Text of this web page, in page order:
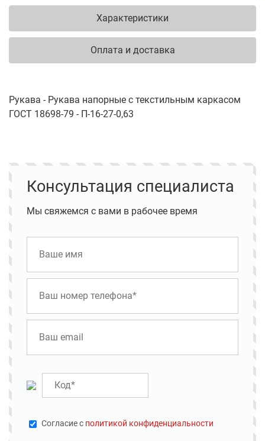
Характеристики
Оплата и доставка
Рукава - Рукава напорные с текстильным каркасом
ГОСТ 18698-79 - П-16-27-0,63
Консультация специалиста
Мы свяжемся с вами в рабочее время
Cогласие с политикой конфиденциальности